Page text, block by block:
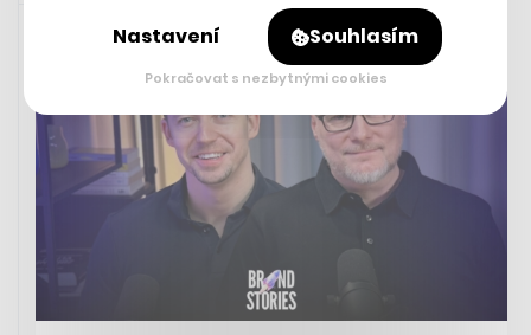
Nastavení Souhlasím
Pokračovat s nezbytnými cookies